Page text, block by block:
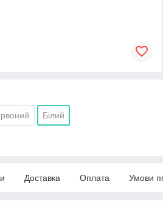
Білий
Доставка Оплата Умови